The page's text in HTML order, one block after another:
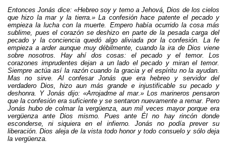
Entonces Jonás dice: «Hebreo soy y temo a Jehová, Dios de los cielos
que hizo la mar y la tierra.» La confesión hace patente el pecado y
empieza la lucha con la muerte. Empero había ocurrido la cosa más
sublime, pues el corazón se deshizo en parte de la pesada carga del
pecado y la conciencia quedó algo aliviada por la confesión. La fe
empieza a arder aunque muy débilmente, cuando la ira de Dios viene
sobre nosotros. Hay ahí dos cosas: el pecado y el temor. Los
corazones imprudentes dejan a un lado el pecado y miran el temor.
Siempre actúa así la razón cuando la gracia y el espíritu no la ayudan.
Mas no sirve. Al confesar Jonás que era hebreo y servidor del
verdadero Dios, hizo aun más grande e injustificable su pecado y
deshonra. Y Jonás dijo: «Arrojadme al mar.» Los marineros pensaron
que la confesión era suficiente y se sentaron nuevamente a remar. Pero
Jonás hubo de colmar la vergüenza, aun mil veces mayor porque era
vergüenza ante Dios mismo. Pues ante Él no hay rincón donde
esconderse, ni siquiera en el infierno. Jonás no podía prever su
liberación. Dios aleja de la vista todo honor y todo consuelo y sólo deja
la vergüenza.